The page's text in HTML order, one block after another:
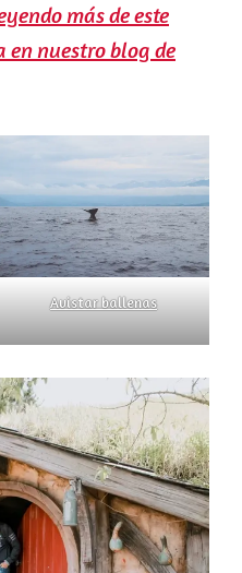
más de este
en nuestro blog de
Avistar ballenas